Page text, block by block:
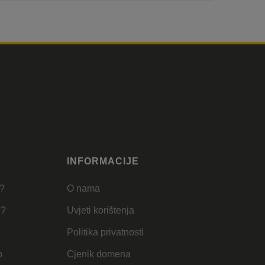
INFORMACIJE
O nama
Uvjeti korištenja
Politika privatnosti
Cjenik domena